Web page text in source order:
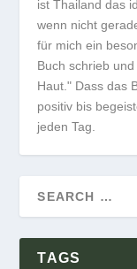
ist Thailand das
wenn nicht
für mich ein
Buch schrieb
Haut." Dass das
positiv bis
jeden Tag.
TAGS